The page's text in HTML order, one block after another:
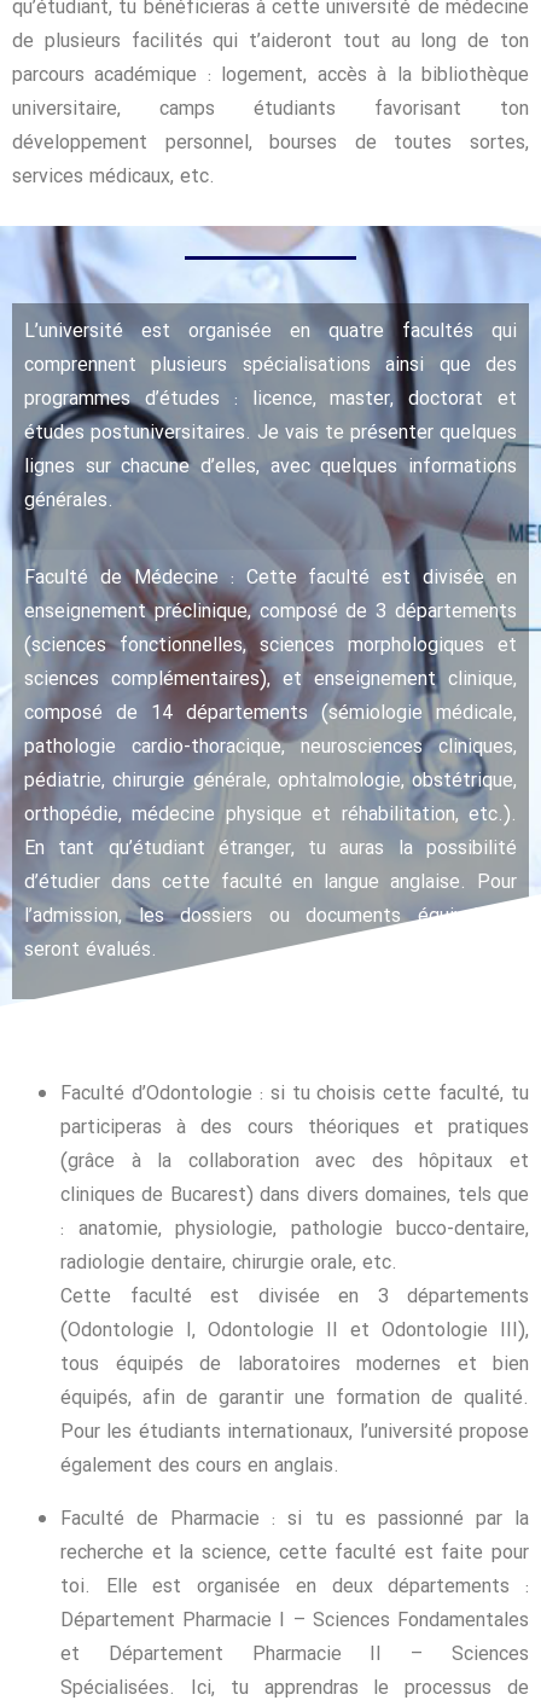
qu’étudiant, tu bénéficieras à cette université de médecine
de plusieurs facilités qui t’aideront tout au long de ton
parcours académique : logement, accès à la bibliothèque
universitaire, camps étudiants favorisant ton
développement personnel, bourses de toutes sortes,
services médicaux, etc.
L’université est organisée en quatre facultés qui
comprennent plusieurs spécialisations ainsi que des
programmes d’études : licence, master, doctorat et
études postuniversitaires. Je vais te présenter quelques
lignes sur chacune d’elles, avec quelques informations
générales.
Faculté de Médecine : Cette faculté est divisée en
enseignement préclinique, composé de 3 départements
(sciences fonctionnelles, sciences morphologiques et
sciences complémentaires), et enseignement clinique,
composé de 14 départements (sémiologie médicale,
pathologie cardio-thoracique, neurosciences cliniques,
pédiatrie, chirurgie générale, ophtalmologie, obstétrique,
orthopédie, médecine physique et réhabilitation, etc.).
En tant qu’étudiant étranger, tu auras la possibilité
d’étudier dans cette faculté en langue anglaise. Pour
l’admission, les dossiers ou documents équivalents
seront évalués.
Faculté d’Odontologie : si tu choisis cette faculté, tu
participeras à des cours théoriques et pratiques
(grâce à la collaboration avec des hôpitaux et
cliniques de Bucarest) dans divers domaines, tels que
: anatomie, physiologie, pathologie bucco-dentaire,
radiologie dentaire, chirurgie orale, etc.
Cette faculté est divisée en 3 départements
(Odontologie I, Odontologie II et Odontologie III),
tous équipés de laboratoires modernes et bien
équipés, afin de garantir une formation de qualité.
Pour les étudiants internationaux, l’université propose
également des cours en anglais.
Faculté de Pharmacie : si tu es passionné par la
recherche et la science, cette faculté est faite pour
toi. Elle est organisée en deux départements :
Département Pharmacie I – Sciences Fondamentales
et Département Pharmacie II – Sciences
Spécialisées. Ici, tu apprendras le processus de